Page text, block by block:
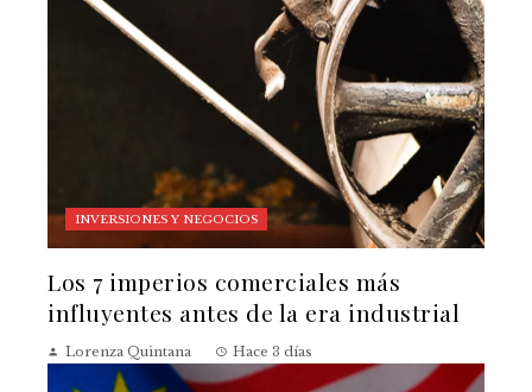
INVERSIONES Y NEGOCIOS
Los 7 imperios comerciales más
influyentes antes de la era industrial
Lorenza Quintana Hace 3 días